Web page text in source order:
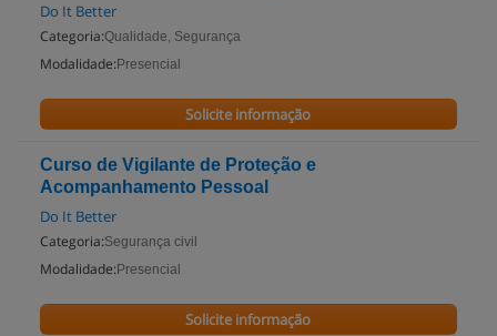
Do It Better
Categoria:Qualidade, Segurança
Modalidade: Presencial
Solicite informação
Curso de Vigilante de Proteção e
Acompanhamento Pessoal
Do It Better
Categoria:Segurança civil
Modalidade: Presencial
Solicite informação